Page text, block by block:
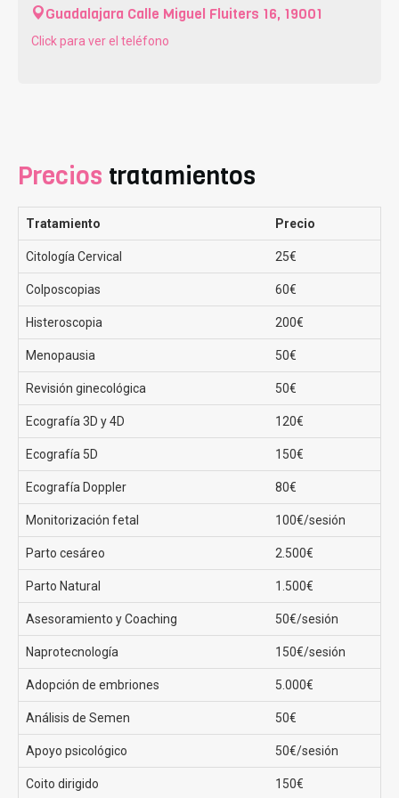
Nuestros principales servicios.
Desde Clínicas Eva ofrecemostodos los tratamientos
de fertilidad y reproducción asistida personalizados
según las edades, sexo y situaciones particulares de
cada paciente, pero es cierto que nuestros servicios
estrella son la Fecundación in Vitro, la Inseminación
Artificial y el método Ropa
Fecundación In Vitro
fecundación in vitro (FIV)
fertilización in vitro, es un
procedimiento de
reproducción asistida altamente efectivoy
ampliamente utilizado en el campo de la medicina
reproductiva.
Consiste en lafertilización de los óvulos en un
entorno de laboratorio controlado
, con el objetivo de
Guadalajara Calle Miguel Fluiters 16, 19001
Click para ver el teléfono
Precios tratamientos
Tratamiento Precio
Citología Cervical 25€
Colposcopias 60€
Histeroscopia 200€
Menopausia 50€
Revisión ginecológica 50€
Ecografía 3D y 4D 120€
Ecografía 5D 150€
Ecografía Doppler 80€
Monitorización fetal 100€/sesión
Parto cesáreo 2.500€
Parto Natural 1.500€
Asesoramiento y Coaching 50€/sesión
Naprotecnología 150€/sesión
Adopción de embriones 5.000€
Análisis de Semen 50€
Apoyo psicológico 50€/sesión
Coito dirigido 150€